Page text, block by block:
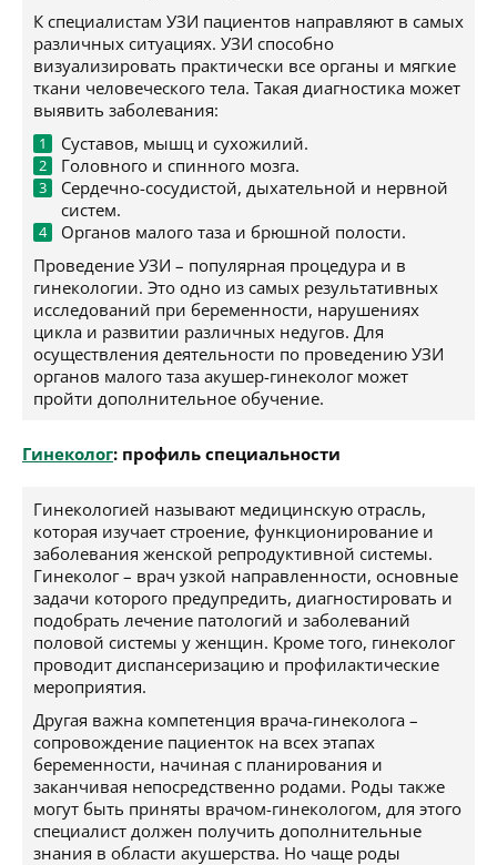
К специалистам УЗИ пациентов направляют в самых
различных ситуациях. УЗИ способно
визуализировать практически все органы и мягкие
ткани человеческого тела. Такая диагностика может
выявить заболевания:
Суставов, мышц и сухожилий.
Головного и спинного мозга.
Сердечно-сосудистой, дыхательной и нервной
систем.
Органов малого таза и брюшной полости.
Проведение УЗИ – популярная процедура и в
гинекологии. Это одно из самых результативных
исследований при беременности, нарушениях
цикла и развитии различных недугов. Для
осуществления деятельности по проведению УЗИ
органов малого таза акушер-гинеколог может
пройти дополнительное обучение.
Гинеколог: профиль специальности
Гинекологией называют медицинскую отрасль,
которая изучает строение, функционирование и
заболевания женской репродуктивной системы.
Гинеколог – врач узкой направленности, основные
задачи которого предупредить, диагностировать и
подобрать лечение патологий и заболеваний
половой системы у женщин. Кроме того, гинеколог
проводит диспансеризацию и профилактические
мероприятия.
Другая важна компетенция врача-гинеколога –
сопровождение пациенток на всех этапах
беременности, начиная с планирования и
заканчивая непосредственно родами. Роды также
могут быть приняты врачом-гинекологом, для этого
специалист должен получить дополнительные
знания в области акушерства. Но чаще роды